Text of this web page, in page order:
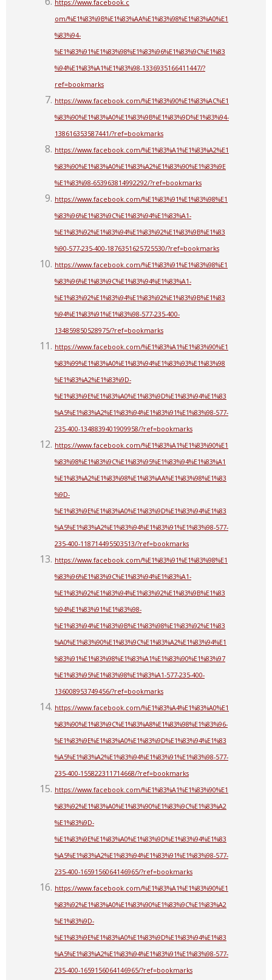
https://www.facebook.c
om/%E1%83%9B%E1%83%AA%E1%83%98%E1%83%A0%E1
%83%94-
%E1%83%91%E1%83%98%E1%83%96%E1%83%9C%E1%83
%94%E1%83%A1%E1%83%98-1336935166411447/?
ref=bookmarks
https://www.facebook.com/%E1%83%90%E1%83%AC%E1
%83%90%E1%83%A0%E1%83%9B%E1%83%9D%E1%83%94-
138616353587441/?ref=bookmarks
https://www.facebook.com/%E1%83%A1%E1%83%A2%E1
%83%90%E1%83%A0%E1%83%A2%E1%83%90%E1%83%9E
%E1%83%98-653963814992292/?ref=bookmarks
https://www.facebook.com/%E1%83%91%E1%83%98%E1
%83%96%E1%83%9C%E1%83%94%E1%83%A1-
%E1%83%92%E1%83%94%E1%83%92%E1%83%9B%E1%83
%90-577-235-400-1876351625725530/?ref=bookmarks
https://www.facebook.com/%E1%83%91%E1%83%98%E1
%83%96%E1%83%9C%E1%83%94%E1%83%A1-
%E1%83%92%E1%83%94%E1%83%92%E1%83%9B%E1%83
%94%E1%83%91%E1%83%98-577-235-400-
134859850528975/?ref=bookmarks
https://www.facebook.com/%E1%83%A1%E1%83%90%E1
%83%99%E1%83%A0%E1%83%94%E1%83%93%E1%83%98
%E1%83%A2%E1%83%9D-
%E1%83%9E%E1%83%A0%E1%83%9D%E1%83%94%E1%83
%A5%E1%83%A2%E1%83%94%E1%83%91%E1%83%98-577-
235-400-1348839401909958/?ref=bookmarks
https://www.facebook.com/%E1%83%A1%E1%83%90%E1
%83%98%E1%83%9C%E1%83%95%E1%83%94%E1%83%A1
%E1%83%A2%E1%83%98%E1%83%AA%E1%83%98%E1%83
%9D-
%E1%83%9E%E1%83%A0%E1%83%9D%E1%83%94%E1%83
%A5%E1%83%A2%E1%83%94%E1%83%91%E1%83%98-577-
235-400-118714495503513/?ref=bookmarks
https://www.facebook.com/%E1%83%91%E1%83%98%E1
%83%96%E1%83%9C%E1%83%94%E1%83%A1-
%E1%83%92%E1%83%94%E1%83%92%E1%83%9B%E1%83
%94%E1%83%91%E1%83%98-
%E1%83%94%E1%83%9B%E1%83%98%E1%83%92%E1%83
%A0%E1%83%90%E1%83%9C%E1%83%A2%E1%83%94%E1
%83%91%E1%83%98%E1%83%A1%E1%83%90%E1%83%97
%E1%83%95%E1%83%98%E1%83%A1-577-235-400-
136008953749456/?ref=bookmarks
https://www.facebook.com/%E1%83%A4%E1%83%A0%E1
%83%90%E1%83%9C%E1%83%A8%E1%83%98%E1%83%96-
%E1%83%9E%E1%83%A0%E1%83%9D%E1%83%94%E1%83
%A5%E1%83%A2%E1%83%94%E1%83%91%E1%83%98-577-
235-400-155822311714668/?ref=bookmarks
https://www.facebook.com/%E1%83%A1%E1%83%90%E1
%83%92%E1%83%A0%E1%83%90%E1%83%9C%E1%83%A2
%E1%83%9D-
%E1%83%9E%E1%83%A0%E1%83%9D%E1%83%94%E1%83
%A5%E1%83%A2%E1%83%94%E1%83%91%E1%83%98-577-
235-400-1659156064146965/?ref=bookmarks
https://www.facebook.com/%E1%83%A1%E1%83%90%E1
%83%92%E1%83%A0%E1%83%90%E1%83%9C%E1%83%A2
%E1%83%9D-
%E1%83%9E%E1%83%A0%E1%83%9D%E1%83%94%E1%83
%A5%E1%83%A2%E1%83%94%E1%83%91%E1%83%98-577-
235-400-1659156064146965/?ref=bookmarks